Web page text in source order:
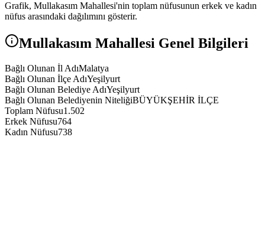
Grafik, Mullakasım Mahallesi'nin toplam nüfusunun erkek ve kadın
nüfus arasındaki dağılımını gösterir.
Mullakasım Mahallesi Genel Bilgileri
Bağlı Olunan İl AdıMalatya
Bağlı Olunan İlçe AdıYeşilyurt
Bağlı Olunan Belediye AdıYeşilyurt
Bağlı Olunan Belediyenin NiteliğiBÜYÜKŞEHİR İLÇE
Toplam Nüfusu1.502
Erkek Nüfusu764
Kadın Nüfusu738